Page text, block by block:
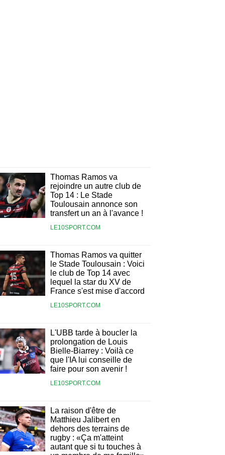
Thomas Ramos va
rejoindre un autre club de
Top 14 : Le Stade
Toulousain annonce son
transfert un an à l'avance !
LE10SPORT.COM
Thomas Ramos va quitter
le Stade Toulousain : Voici
le club de Top 14 avec
lequel la star du XV de
France s'est mise d'accord
LE10SPORT.COM
L'UBB tarde à boucler la
prolongation de Louis
Bielle-Biarrey : Voilà ce
que l'IA lui conseille de
faire pour son avenir !
LE10SPORT.COM
La raison d'être de
Matthieu Jalibert en
dehors des terrains de
rugby : «Ça m'atteint
autant que si tu touches à